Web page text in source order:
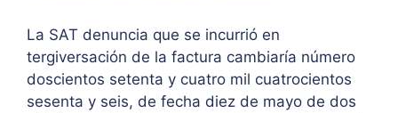
La SAT denuncia que se incurrió en
tergiversación de la factura cambiaría número
doscientos setenta y cuatro mil cuatrocientos
sesenta y seis, de fecha diez de mayo de dos